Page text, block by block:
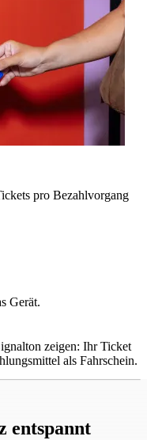
pro Bezahlvorgang
Gerät.
zeigen: Ihr Ticket
als Fahrschein.
entspannt